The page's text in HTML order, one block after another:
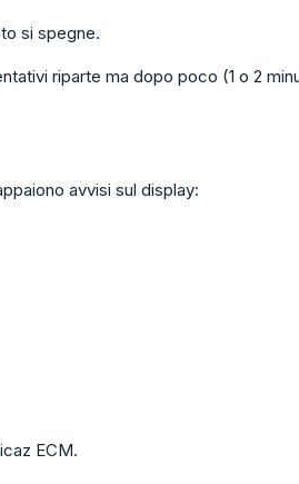
si spegne.
riparte ma dopo poco (1 o 2
avvisi sul display:
ECM.